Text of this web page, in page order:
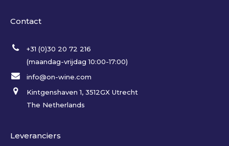
Contact
+31 (0)30 20 72 216
(maandag-vrijdag 10:00-17:00)
info@on-wine.com
Kintgenshaven 1, 3512GX Utrecht
The Netherlands
Leveranciers